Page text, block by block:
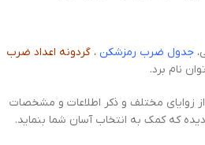
جدول ضرب رمزشکن ، گردونه اعداد ضرب
نام برد.
از زوایای مختلف و ذکر اطلاعات و مشخصات
که کمک به انتخاب آسان شما بنماید.